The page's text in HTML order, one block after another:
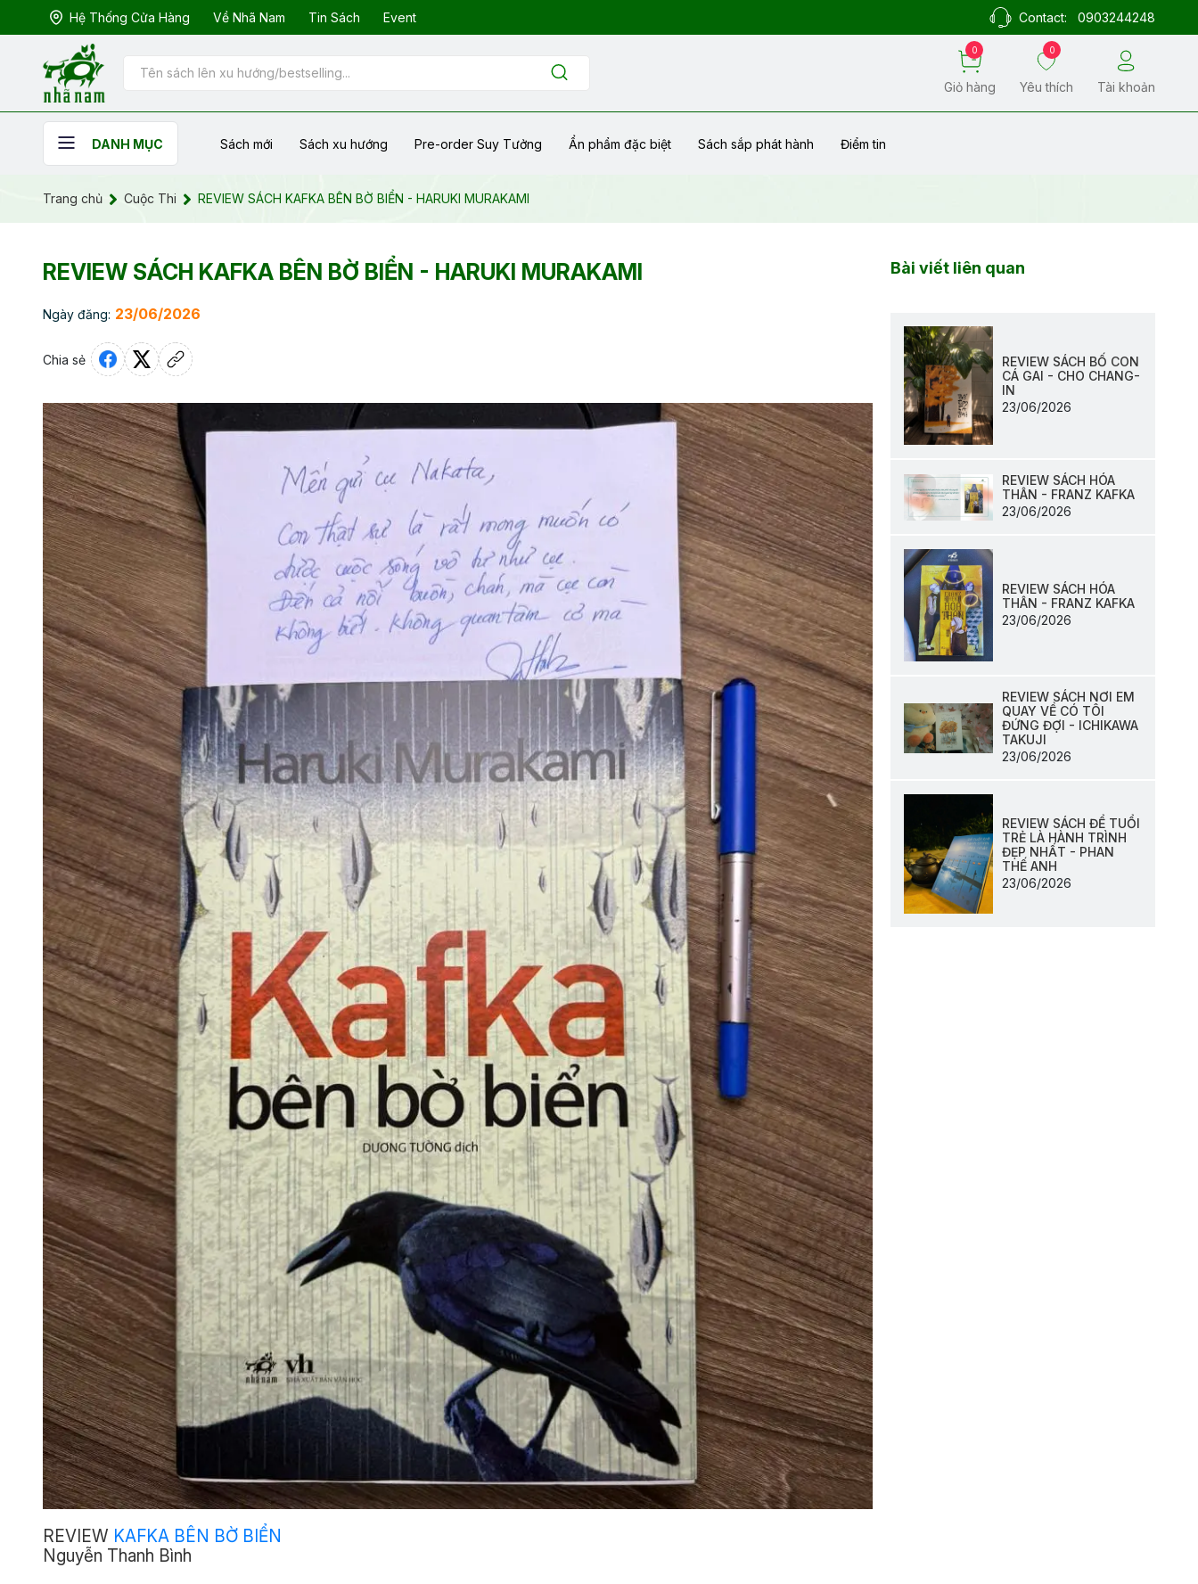
Hệ Thống Cửa Hàng Về Nhã Nam Tin Sách Event Contact: 0903244248
0
Giỏ hàng
0
Yêu thích Tài khoản
DANH MỤC Sách mới Sách xu hướng Pre-order Suy Tưởng Ẩn phẩm đặc biệt Sách sắp phát hành Điểm tin
Trang chủ Cuộc Thi REVIEW SÁCH KAFKA BÊN BỜ BIỂN - HARUKI MURAKAMI
REVIEW SÁCH KAFKA BÊN BỜ BIỂN - HARUKI MURAKAMI
Ngày đăng: 23/06/2026
Chia sẻ
REVIEW KAFKA BÊN BỜ BIỂN
Nguyễn Thanh Bình
Bài viết liên quan
REVIEW SÁCH BỐ CON
CÁ GAI - CHO CHANG-
IN
23/06/2026
REVIEW SÁCH HÓA
THÂN - FRANZ KAFKA
23/06/2026
REVIEW SÁCH HÓA
THÂN - FRANZ KAFKA
23/06/2026
REVIEW SÁCH NƠI EM
QUAY VỀ CÓ TÔI
ĐỨNG ĐỢI - ICHIKAWA
TAKUJI
23/06/2026
REVIEW SÁCH ĐỂ TUỔI
TRẺ LÀ HÀNH TRÌNH
ĐẸP NHẤT - PHAN
THẾ ANH
23/06/2026